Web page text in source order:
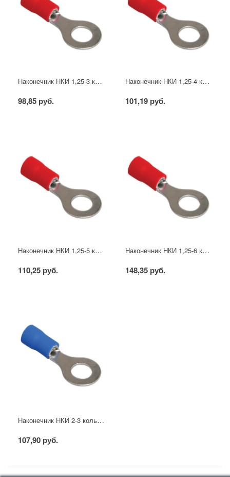
Наконечник НКИ 1,25-3 кольцо 0,5-1,5мм (20шт/упак) IEK
98,85 руб.
Наконечник НКИ 1,25-4 кольцо 0,5-1,5мм (20шт/упак) IEK
101,19 руб.
Наконечник НКИ 1,25-5 кольцо 0,5-1,5мм (20шт/упак) IEK
110,25 руб.
Наконечник НКИ 1,25-6 кольцо 0,5-1,5мм (20шт/упак) IEK
148,35 руб.
Наконечник НКИ 2-3 кольцо 1,5-2,5мм (20шт/упак) IEK
107,90 руб.